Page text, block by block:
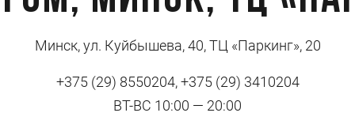
Минск, ул. Куйбышева, 40, ТЦ «Паркинг», 20
+375 (29) 8550204, +375 (29) 3410204
ВТ-ВС 10:00 — 20:00